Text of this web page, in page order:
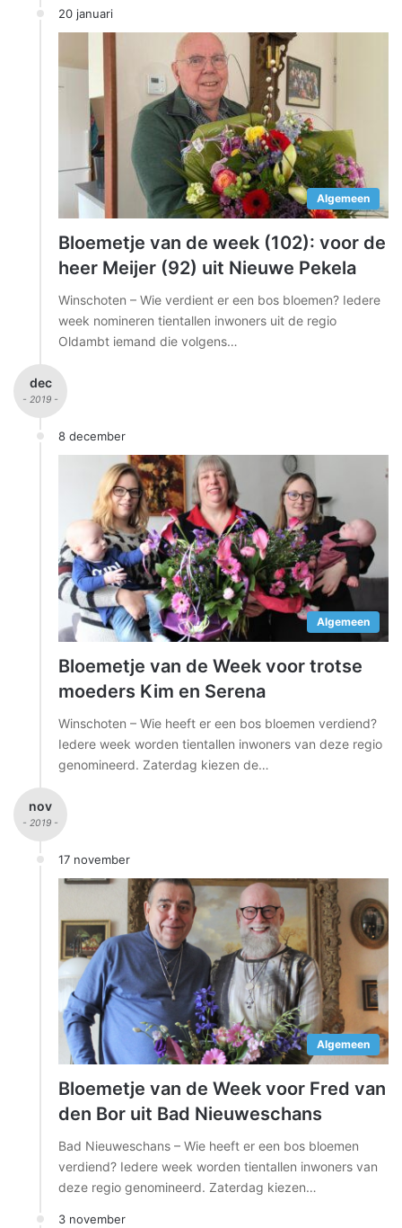
20 januari
Algemeen
Bloemetje van de week (102): voor de
heer Meijer (92) uit Nieuwe Pekela
Winschoten – Wie verdient er een bos bloemen? Iedere
week nomineren tientallen inwoners uit de regio
Oldambt iemand die volgens…
dec
- 2019 -
8 december
Algemeen
Bloemetje van de Week voor trotse
moeders Kim en Serena
Winschoten – Wie heeft er een bos bloemen verdiend?
Iedere week worden tientallen inwoners van deze regio
genomineerd. Zaterdag kiezen de…
nov
- 2019 -
17 november
Algemeen
Bloemetje van de Week voor Fred van
den Bor uit Bad Nieuweschans
Bad Nieuweschans – Wie heeft er een bos bloemen
verdiend? Iedere week worden tientallen inwoners van
deze regio genomineerd. Zaterdag kiezen…
3 november